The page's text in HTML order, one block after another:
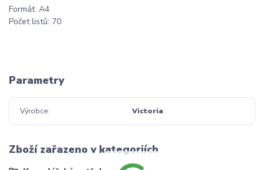
Formát: A4
Počet listů: 70
Parametry
Výrobce Victoria
Zboží zařazeno v kategoriích